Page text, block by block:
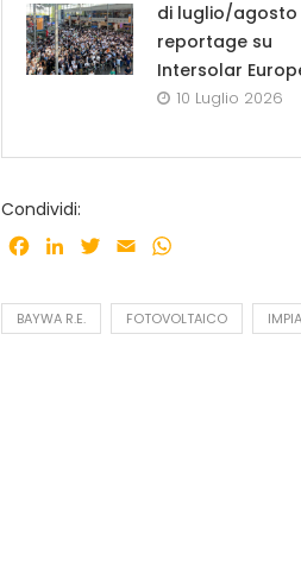
di luglio/agosto
reportage su
Intersolar
10 Luglio 2026
Condividi:
Facebook
LinkedInTwitter
Email
BAYWA R.E. FOTOVOLTAICO